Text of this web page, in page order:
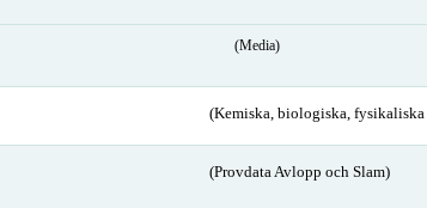
(Media)
(Kemiska, biologiska, fysikaliska
(Provdata Avlopp och Slam)